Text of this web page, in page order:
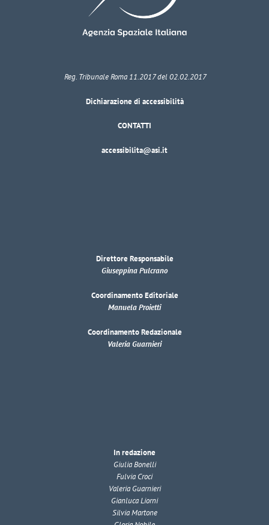
Reg. Tribunale Roma 11.2017 del 02.02.2017
Dichiarazione di accessibilità
CONTATTI
accessibilita@asi.it
Direttore Responsabile
Giuseppina Pulcrano
Coordinamento Editoriale
Manuela Proietti
Coordinamento Redazionale
Valeria Guarnieri
In redazione
Giulia Bonelli
Fulvia Croci
Valeria Guarnieri
Gianluca Liorni
Silvia Martone